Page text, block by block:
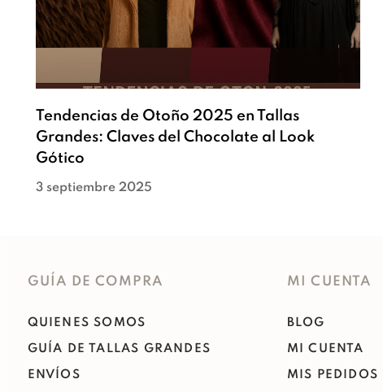
Tendencias de Otoño 2025 en Tallas
Grandes: Claves del Chocolate al Look
Gótico
3 septiembre 2025
GUÍA DE COMPRA
QUIENES SOMOS
GUÍA DE TALLAS GRANDES
ENVÍOS
MI CUENTA
BLOG
MI CUENTA
MIS PEDIDOS